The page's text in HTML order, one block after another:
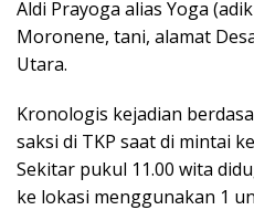
Aldi Prayoga alias Yoga
Moronene, tani, alamat
Utara.
Kronologis kejadian
saksi di TKP saat di mintai
Sekitar pukul 11.00 wita
ke lokasi menggunakan 1